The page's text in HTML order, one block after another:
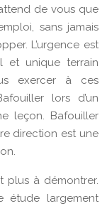
de vous que
sans jamais
L’urgence est
et unique terrain
exercer à ces
lors d’un
leçon. Bafouiller
direction est une
plus à démontrer.
étude largement